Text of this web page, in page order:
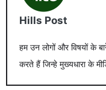
Hills Post
हम उन लोगों और विषयों के
करते हैं जिन्हे मुख्यधारा के